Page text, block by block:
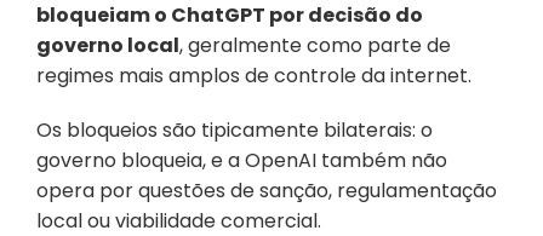
bloqueiam o ChatGPT por decisão do
governo local, geralmente como parte de
regimes mais amplos de controle da internet.
Os bloqueios são tipicamente bilaterais: o
governo bloqueia, e a OpenAI também não
opera por questões de sanção, regulamentação
local ou viabilidade comercial.